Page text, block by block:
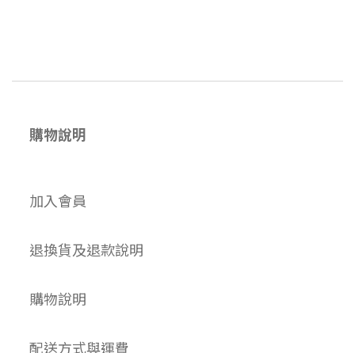
購物說明
加入會員
退換貨及退款說明
購物說明
配送方式與運費